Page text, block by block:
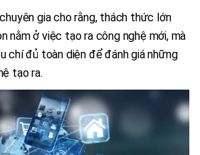
gia cho rằng, thách thức lớn
nằm ở việc tạo ra công nghệ mới, mà
chí đủ toàn diện để đánh giá những
tạo ra.